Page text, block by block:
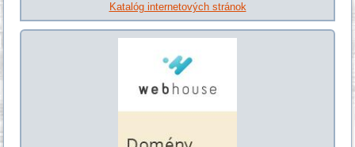
Katalóg internetových stránok